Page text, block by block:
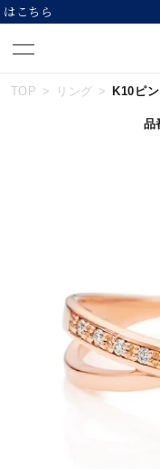
【価格改定
ブランド
カテゴリー
TOP リング K10ピ
品